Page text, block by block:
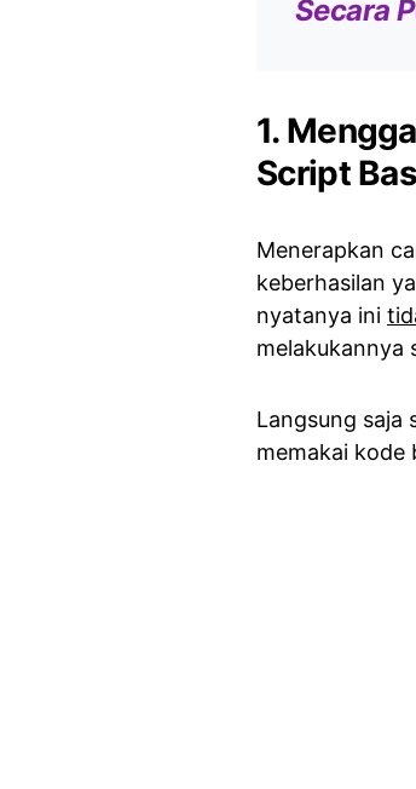
Secara
1.
Script
Menerapkan
keberhasilan
nyatanya ini
melakukannya
Langsung saja
memakai kode